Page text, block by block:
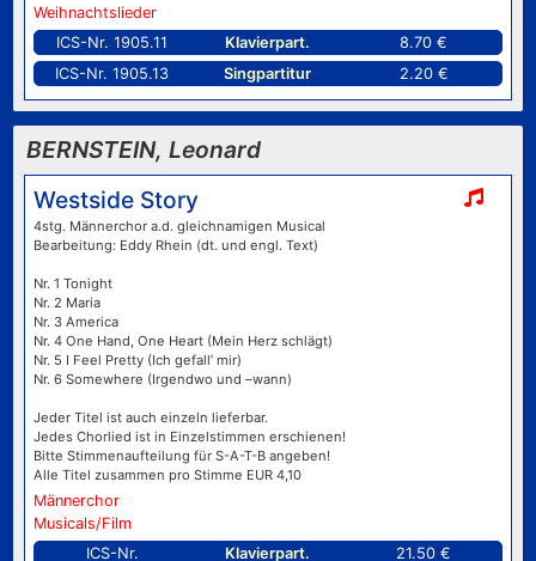
Weihnachtslieder
ICS-Nr. 1905.11
Klavierpart.
8.70 €
ICS-Nr. 1905.13
Singpartitur 2.20 €
BERNSTEIN, Leonard
Westside Story
4stg. Männerchor a.d. gleichnamigen Musical
Bearbeitung: Eddy Rhein (dt. und engl. Text)
Nr. 1 Tonight
Nr. 2 Maria
Nr. 3 America
Nr. 4 One Hand, One Heart (Mein Herz schlägt)
Nr. 5 I Feel Pretty (Ich gefall’ mir)
Nr. 6 Somewhere (Irgendwo und –wann)
Jeder Titel ist auch einzeln lieferbar.
Jedes Chorlied ist in Einzelstimmen erschienen!
Bitte Stimmenaufteilung für S-A-T-B angeben!
Alle Titel zusammen pro Stimme EUR 4,10
Männerchor
Musicals/Film
ICS-Nr.
Klavierpart. 21.50 €